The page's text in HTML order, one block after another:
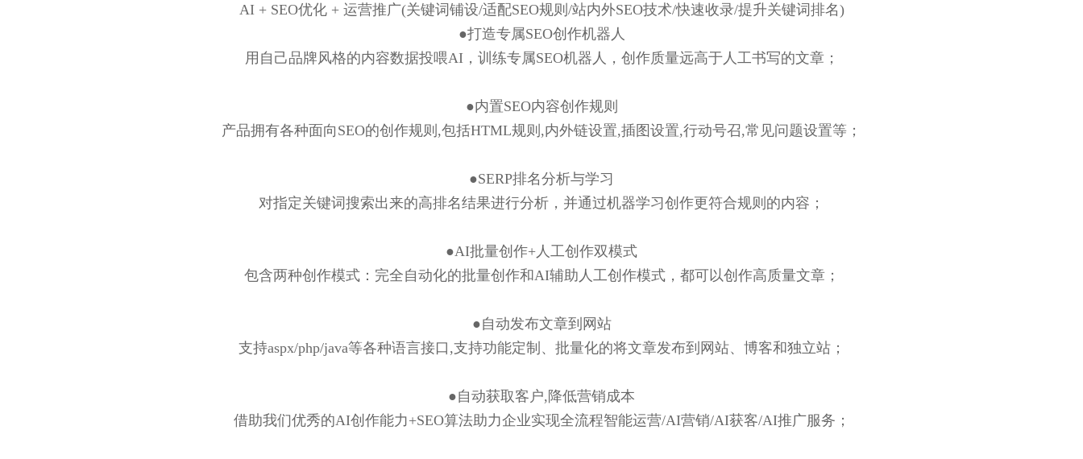
AI + SEO优化 + 运营推广(关键词铺设/适配SEO规则/站内外SEO技术/快速收录/提升关键词排名)
●打造专属SEO创作机器人
用自己品牌风格的内容数据投喂AI，训练专属SEO机器人，创作质量远高于人工书写的文章；
●内置SEO内容创作规则
产品拥有各种面向SEO的创作规则,包括HTML规则,内外链设置,插图设置,行动号召,常见问题设置等；
●SERP排名分析与学习
对指定关键词搜索出来的高排名结果进行分析，并通过机器学习创作更符合规则的内容；
●AI批量创作+人工创作双模式
包含两种创作模式：完全自动化的批量创作和AI辅助人工创作模式，都可以创作高质量文章；
●自动发布文章到网站
支持aspx/php/java等各种语言接口,支持功能定制、批量化的将文章发布到网站、博客和独立站；
●自动获取客户,降低营销成本
借助我们优秀的AI创作能力+SEO算法助力企业实现全流程智能运营/AI营销/AI获客/AI推广服务；